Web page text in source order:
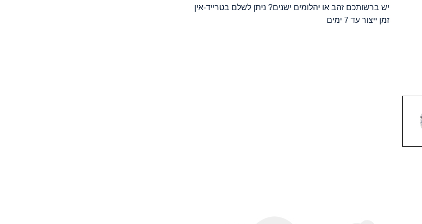
יש ברשותכם זהב או יהלומים ישנים? ניתן לשלם בטרייד-אין
זמן ייצור עד 7 ימים